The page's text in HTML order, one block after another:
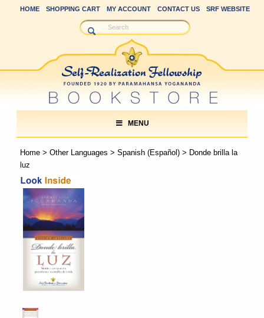
HOME SHOPPING CART MY ACCOUNT CONTACT US SRF WEBSITE
MENU
Home> Other Languages > Spanish (Español)> Donde brilla la
luz